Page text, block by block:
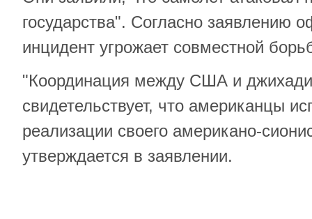
государства". Согласно заявлению
инцидент угрожает совместной
"Координация между США и
свидетельствует, что американцы
реализации своего американо-
утверждается в заявлении.